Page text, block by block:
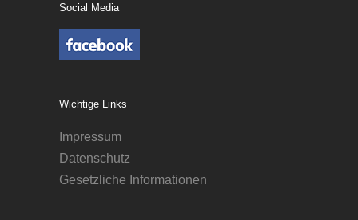
Social Media
Wichtige Links
Impressum
Datenschutz
Gesetzliche Informationen